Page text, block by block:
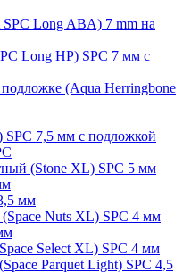
Long ABA) 7 mm на
Long HP) SPC 7 мм с
(Aqua Herringbone
7,5 мм с подложкой
(Stone XL) SPC 5 мм
мм
Nuts XL) SPC 4 мм
Select XL) SPC 4 мм
Parquet Light) SPC 4,5